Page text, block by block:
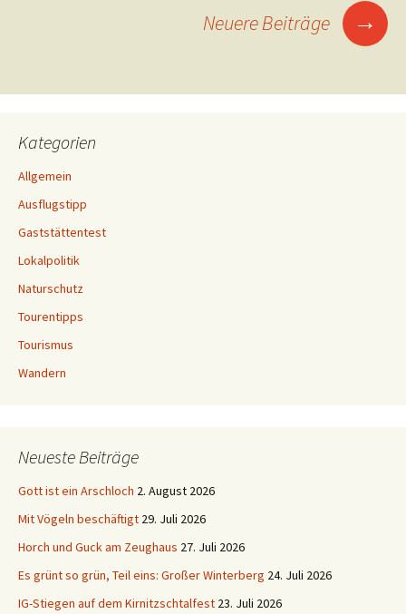
Neuere Beiträge →
Kategorien
Allgemein
Ausflugstipp
Gaststättentest
Lokalpolitik
Naturschutz
Tourentipps
Tourismus
Wandern
Neueste Beiträge
Gott ist ein Arschloch 2. August 2026
Mit Vögeln beschäftigt 29. Juli 2026
Horch und Guck am Zeughaus 27. Juli 2026
Es grünt so grün, Teil eins: Großer Winterberg 24. Juli 2026
IG-Stiegen auf dem Kirnitzschtalfest 23. Juli 2026